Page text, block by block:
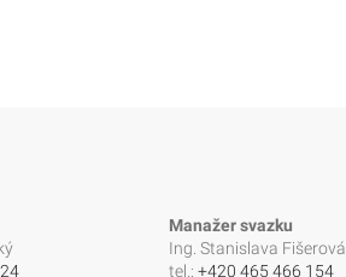
Manažer svazku
Ing. Stanislava Fišerová
tel.:+420 465 466 154